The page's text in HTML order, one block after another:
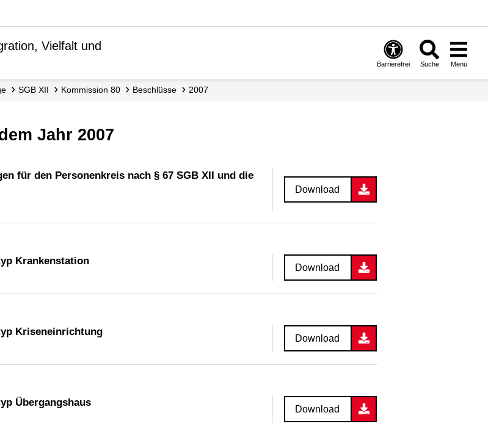
Vielfalt und
Barrierefrei Suche Menü
SGB XII Kommission 80 Beschlüsse 2007
Jahr 2007
für den Personenkreis nach § 67 SGB XII und die
Download
Krankenstation
Download
Kriseneinrichtung
Download
Übergangshaus
Download